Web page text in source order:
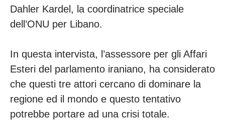
Dahler Kardel, la coordinatrice speciale
dell’ONU per Libano.
In questa intervista, l’assessore per gli Affari
Esteri del parlamento iraniano, ha considerato
che questi tre attori cercano di dominare la
regione ed il mondo e questo tentativo
potrebbe portare ad una crisi totale.